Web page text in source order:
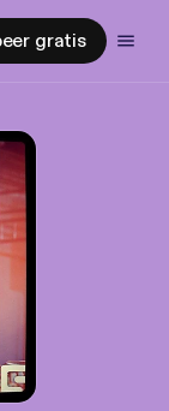
gratis